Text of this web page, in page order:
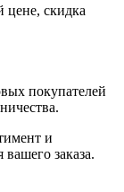
цене, скидка
покупателей
и
заказа.